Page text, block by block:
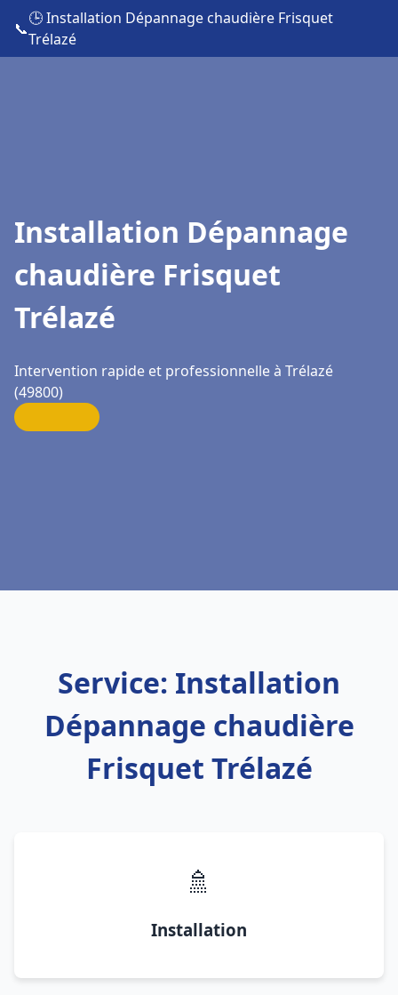
📞
🕒 Installation Dépannage chaudière Frisquet
Trélazé
Installation Dépannage
chaudière Frisquet
Trélazé
Intervention rapide et professionnelle à Trélazé
(49800)
Service: Installation
Dépannage chaudière
Frisquet Trélazé
🚿
Installation